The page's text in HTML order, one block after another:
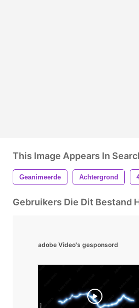
This Image Appears In
Geanimeerde Achtergrond
Gebruikers Die Dit Bestand
adobe Video's gesponsord